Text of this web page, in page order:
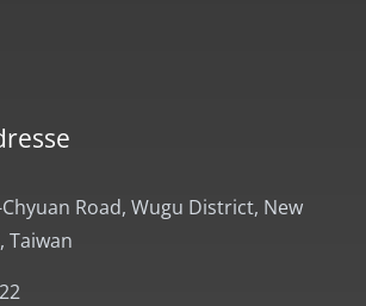
Chyuan Road, Wugu District, New
Taiwan